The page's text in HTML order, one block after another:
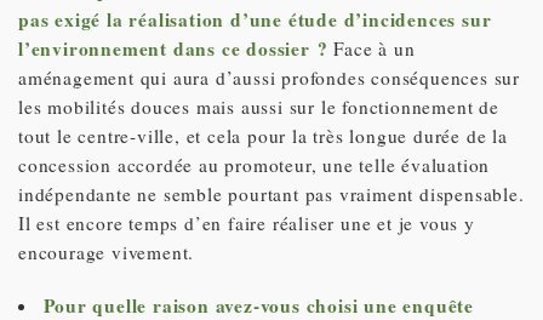
pas exigé la réalisation d’une étude d’incidences sur
l’environnement dans ce dossier ? Face à un
aménagement qui aura d’aussi profondes conséquences sur
les mobilités douces mais aussi sur le fonctionnement de
tout le centre-ville, et cela pour la très longue durée de la
concession accordée au promoteur, une telle évaluation
indépendante ne semble pourtant pas vraiment dispensable.
Il est encore temps d’en faire réaliser une et je vous y
encourage vivement.
Pour quelle raison avez-vous choisi une enquête